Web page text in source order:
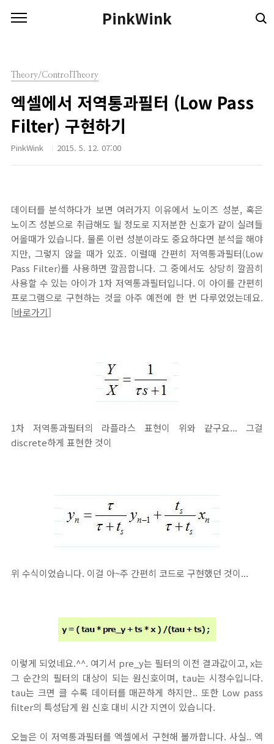
PinkWink
Theory/ControlTheory
엑셀에서 저역통과필터 (Low Pass
Filter) 구현하기
PinkWink 2015. 5. 12. 07:00
데이터를 분석하다가 보면 여러가지 이유에서 노이즈 성분, 혹은
노이즈 성분으로 취급해도 될 정도로 지저분한 신호가 같이 실려들
어올때가 있습니다. 물론 이런 성분이라도 중요하다면 분석을 해야
지만, 그렇지 않을 때가 있죠. 이럴때 간편히 저역통과필터(Low
Pass Filter)를 사용하면 깔끔합니다. 그 중에서도 상당히 깔끔히
사용할 수 있는 아이가 1차 저역통과필터입니다. 이 아이를 간편히
프로그램으로 구현하는 것을 아주 예전에 한 번 다루었었는데요.
[바로가기]
1차 저역통과필터의 라플라스 표현이 위와 같구요... 그걸
discrete하게 표현한 것이
위 수식이었습니다. 이걸 아~주 간편히 코드로 구현했던 것이...
이렇게 되었네요.^^. 여기서 pre_y는 필터의 이전 결과값이고, x는
그 순간의 필터의 대상이 되는 원신호이며, tau는 시정수입니다.
tau는 크면 클 수록 데이터를 매끈하게 하지만.. 또한 Low pass
filter의 특성답게 원 신호 대비 시간 지연이 있습니다.
오늘은 이 저역통과필터를 엑셀에서 구현해 볼까합니다. 사실.. 엑